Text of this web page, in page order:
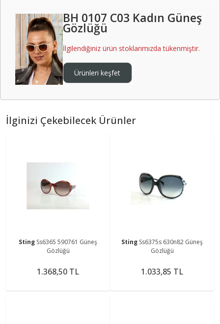
BH 0107 C03 Kadın Güneş
Gözlüğü
İlgilendiğiniz ürün stoklarımızda tükenmiştir.
Ürünleri keşfet
İlginizi Çekebilecek Ürünler
Sting Ss6365 590761 Güneş
Gözlüğü
1.368,50 TL
Sting Ss6375s 630n82 Güneş
Gözlüğü
1.033,85 TL